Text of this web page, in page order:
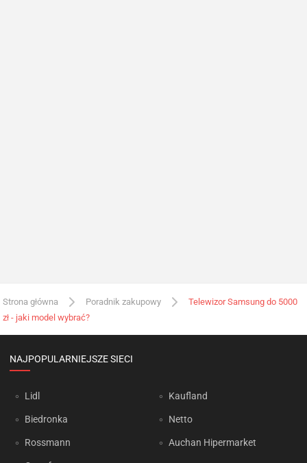
Strona główna Poradnik zakupowy
Telewizor Samsung do 5000
zł - jaki model wybrać?
NAJPOPULARNIEJSZE SIECI
Lidl
Biedronka
Rossmann
Kaufland
Netto
Auchan Hipermarket